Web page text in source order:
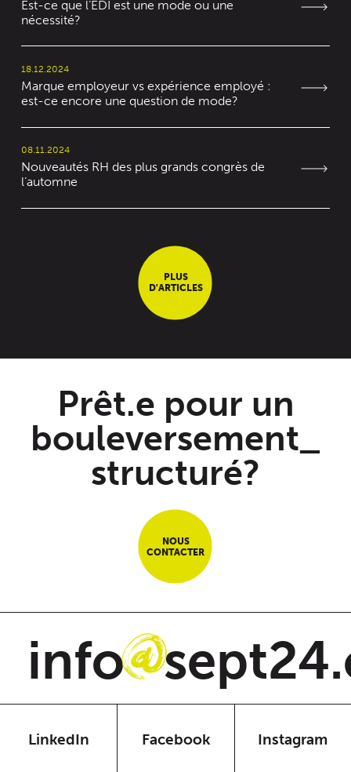
Est-ce que l’ÉDI est une mode ou une
nécessité?
18.12.2024
Marque employeur vs expérience employé :
est-ce encore une question de mode?
08.11.2024
Nouveautés RH des plus grands congrès de
l’automne
PLUS
D'ARTICLES
Prêt.e pour un
bouleversement_
structuré?
NOUS
CONTACTER
info@
LinkedIn Facebook Instagram